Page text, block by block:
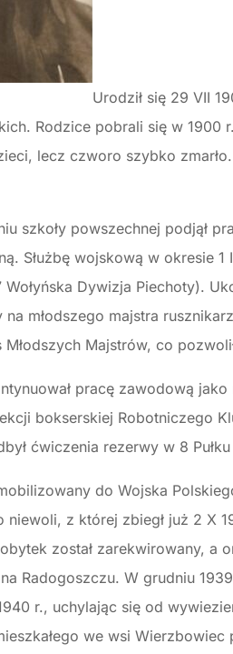
Urodził się 29 VII
Rodzice pobrali się w 1900
lecz czworo szybko
szkoły powszechnej podjął
Służbę wojskową w okresie
Dywizja Piechoty).
młodszego majstra
Młodszych Majstrów, co
pracę zawodową
bokserskiej Robotniczego
ćwiczenia rezerwy w 8
do Wojska
niewoli, z której zbiegł już 2 X
został zarekwirowany, a
Radogoszczu. W grudniu
r., uchylając się od
we wsi